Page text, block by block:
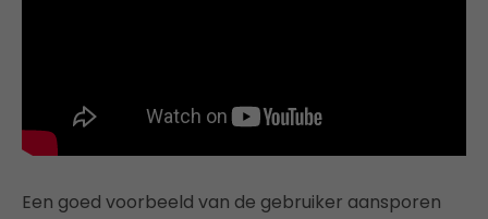
Een goed voorbeeld van de gebruiker aansporen